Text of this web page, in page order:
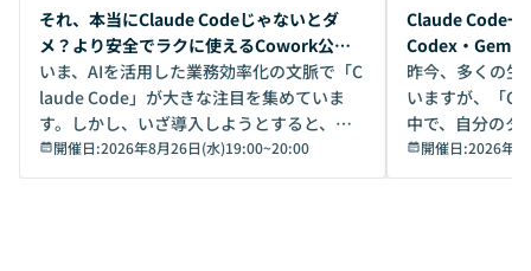
開催前
それ、本当にClaude Codeじゃないとダ
メ？より安全でラクに使えるCowork公開
デモ
いま、AIを活用した業務効率化の文脈で「C
laude Code」が大きな注目を集めていま
す。しかし、いざ導入しようとすると、セ
キュリティ面の懸念や権限管理のハードル
から、気軽に使えないケースも多いのでは
開催日:2026年8月26日(水)19:00~20:00
開催前
Claude Code一
Codex・
昨今、多くの生
いますが、「
中で、自分のタ
いいのか」を自
か？ 「なんとなく誰かが良いと言っていた
開催日:2026年8